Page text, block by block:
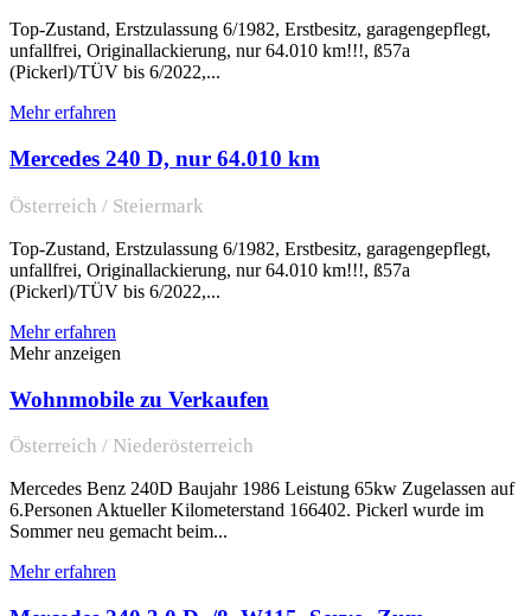
Top-Zustand, Erstzulassung 6/1982, Erstbesitz, garagengepflegt,
unfallfrei, Originallackierung, nur 64.010 km!!!, ß57a
(Pickerl)/TÜV bis 6/2022,...
Mehr erfahren
Mercedes 240 D, nur 64.010 km
Österreich / Steiermark
Top-Zustand, Erstzulassung 6/1982, Erstbesitz, garagengepflegt,
unfallfrei, Originallackierung, nur 64.010 km!!!, ß57a
(Pickerl)/TÜV bis 6/2022,...
Mehr erfahren
Mehr anzeigen
Wohnmobile zu Verkaufen
Österreich / Niederösterreich
Mercedes Benz 240D Baujahr 1986 Leistung 65kw Zugelassen auf
6.Personen Aktueller Kilometerstand 166402. Pickerl wurde im
Sommer neu gemacht beim...
Mehr erfahren